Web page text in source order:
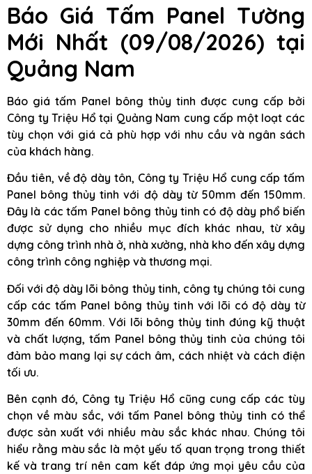
Báo Giá Tấm Panel Tường
Mới Nhất (09/08/2026) tại
Quảng Nam
Báo giá tấm Panel bông thủy tinh được cung cấp bởi
Công ty Triệu Hổ tại Quảng Nam cung cấp một loạt các
tùy chọn với giá cả phù hợp với nhu cầu và ngân sách
của khách hàng.
Đầu tiên, về độ dày tôn, Công ty Triệu Hổ cung cấp tấm
Panel bông thủy tinh với độ dày từ 50mm đến 150mm.
Đây là các tấm Panel bông thủy tinh có độ dày phổ biến
được sử dụng cho nhiều mục đích khác nhau, từ xây
dựng công trình nhà ở, nhà xưởng, nhà kho đến xây dựng
công trình công nghiệp và thương mại.
Đối với độ dày lõi bông thủy tinh, công ty chúng tôi cung
cấp các tấm Panel bông thủy tinh với lõi có độ dày từ
30mm đến 60mm. Với lõi bông thủy tinh đúng kỹ thuật
và chất lượng, tấm Panel bông thủy tinh của chúng tôi
đảm bảo mang lại sự cách âm, cách nhiệt và cách điện
tối ưu.
Bên cạnh đó, Công ty Triệu Hổ cũng cung cấp các tùy
chọn về màu sắc, với tấm Panel bông thủy tinh có thể
được sản xuất với nhiều màu sắc khác nhau. Chúng tôi
hiểu rằng màu sắc là một yếu tố quan trọng trong thiết
kế và trang trí nên cam kết đáp ứng mọi yêu cầu của